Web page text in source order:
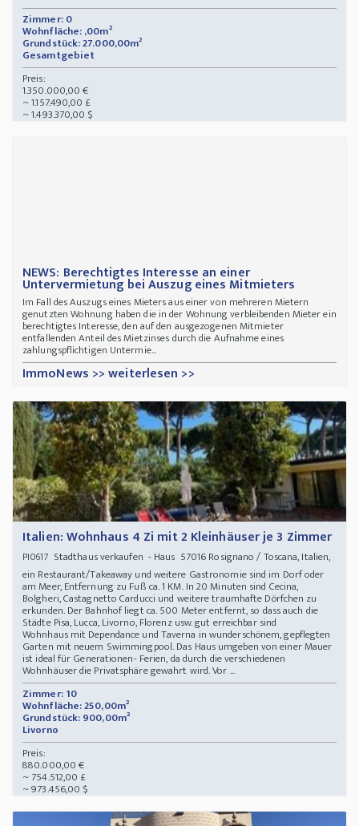
Zimmer: 0
Wohnfläche: ,00m²
Grundstück: 27.000,00m²
Gesamtgebiet
Preis:
1.350.000,00 €
~ 1.157.490,00 £
~ 1.493.370,00 $
NEWS: Berechtigtes Interesse an einer
Untervermietung bei Auszug eines Mitmieters
Im Fall des Auszugs eines Mieters aus einer von mehreren Mietern
genutzten Wohnung haben die in der Wohnung verbleibenden Mieter ein
berechtigtes Interesse, den auf den ausgezogenen Mitmieter
entfallenden Anteil des Mietzinses durch die Aufnahme eines
zahlungspflichtigen Untermie...
ImmoNews >> weiterlesen >>
Italien: Wohnhaus 4 Zi mit 2 Kleinhäuser je 3 Zimmer
PI0617 Stadthaus verkaufen - Haus 57016 Rosignano / Toscana, Italien,
ein Restaurant/Takeaway und weitere Gastronomie sind im Dorf oder
am Meer, Entfernung zu Fuß ca. 1 KM. In 20 Minuten sind Cecina,
Bolgheri, Castagnetto Carducci und weitere traumhafte Dörfchen zu
erkunden. Der Bahnhof liegt ca. 500 Meter entfernt, so dass auch die
Städte Pisa, Lucca, Livorno, Florenz usw. gut erreichbar sind
Wohnhaus mit Dependance und Taverna in wunderschönem, gepflegten
Garten mit neuem Swimmingpool. Das Haus umgeben von einer Mauer
ist ideal für Generationen- Ferien, da durch die verschiedenen
Wohnhäuser die Privatsphäre gewahrt wird. Vor ...
Zimmer: 10
Wohnfläche: 250,00m²
Grundstück: 900,00m²
Livorno
Preis:
880.000,00 €
~ 754.512,00 £
~ 973.456,00 $